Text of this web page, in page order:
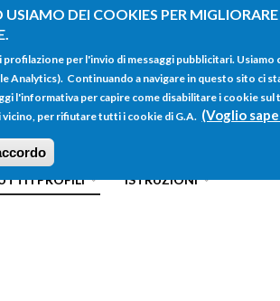
DEI COOKIES PER
per l'invio di messaggi pubblicitari. Usiamo
Analytics). Continuando a navigare in questo sito ci
l'informativa per capire come disabilitare i cookie
per rifiutare tutti i cookie di G.A. (Voglio
I PROFILI
ISTRUZIONI